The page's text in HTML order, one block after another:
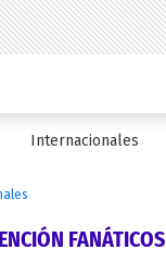
Internacionales
FANÁTICOS